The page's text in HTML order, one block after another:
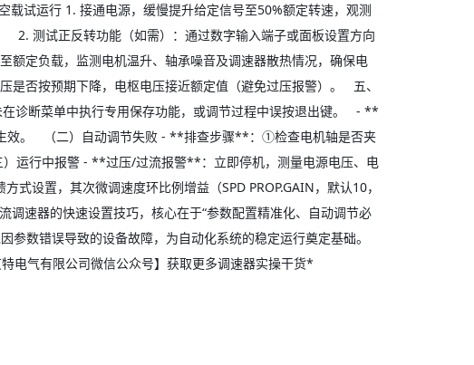
载试运行 1. 接通电源，缓慢提升给定信号至50%额定转速，观测
测试正反转功能（如需）：通过数字输入端子或面板设置方向
定负载，监测电机温升、轴承噪音及调速器散热情况，确保电
否按预期下降，电枢电压接近额定值（避免过压报警）。 五、
诊断菜单中执行专用保存功能，或调节过程中误按退出键。 - **
效。 （二）自动调节失败 - **排查步骤**：①检查电机轴是否夹
运行中报警 - **过压/过流报警**：立即停机，测量电源电压、电
设置，其次微调速度环比例增益（SPD PROP.GAIN，默认10，
速器的快速设置技巧，核心在于“参数配置精准化、自动调节必
数错误导致的设备故障，为自动化系统的稳定运行奠定基础。
电气有限公司微信公众号】获取更多调速器实操干货*